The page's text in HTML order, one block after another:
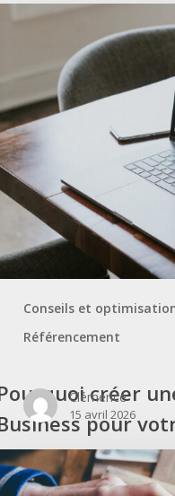
Conseils et
Référencement
créer
pour
Clémence
15 avril 2026